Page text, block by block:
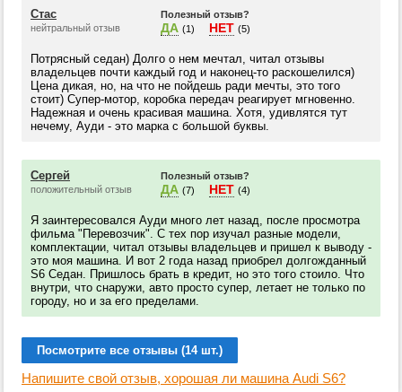
Стас
нейтральный отзыв
Полезный отзыв?
ДА (1) НЕТ (5)
Потрясный седан) Долго о нем мечтал, читал отзывы
владельцев почти каждый год и наконец-то раскошелился)
Цена дикая, но, на что не пойдешь ради мечты, это того
стоит) Супер-мотор, коробка передач реагирует мгновенно.
Надежная и очень красивая машина. Хотя, удивлятся тут
нечему, Ауди - это марка с большой буквы.
Сергей
положительный отзыв
Полезный отзыв?
ДА (7) НЕТ (4)
Я заинтересовался Ауди много лет назад, после просмотра
фильма "Перевозчик". С тех пор изучал разные модели,
комплектации, читал отзывы владельцев и пришел к выводу -
это моя машина. И вот 2 года назад приобрел долгожданный
S6 Седан. Пришлось брать в кредит, но это того стоило. Что
внутри, что снаружи, авто просто супер, летает не только по
городу, но и за его пределами.
Посмотрите все отзывы (14 шт.)
Напишите свой отзыв, хорошая ли машина Audi S6?